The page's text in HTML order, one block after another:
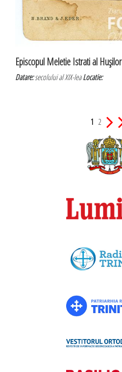
Episcopul Meletie Istrati al Huşilor
Datare:secolului al XIX-leaLocatie:
1 2